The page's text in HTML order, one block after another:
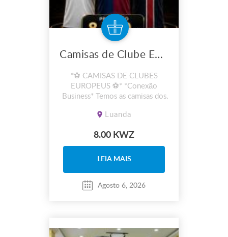
Camisas de Clube Europeu
*⚽ CAMISAS DE CLUBES
EUROPEUS ⚽* *Conexão
Business* Temos as camisas dos
Luanda
8.00 KWZ
LEIA MAIS
Agosto 6, 2026